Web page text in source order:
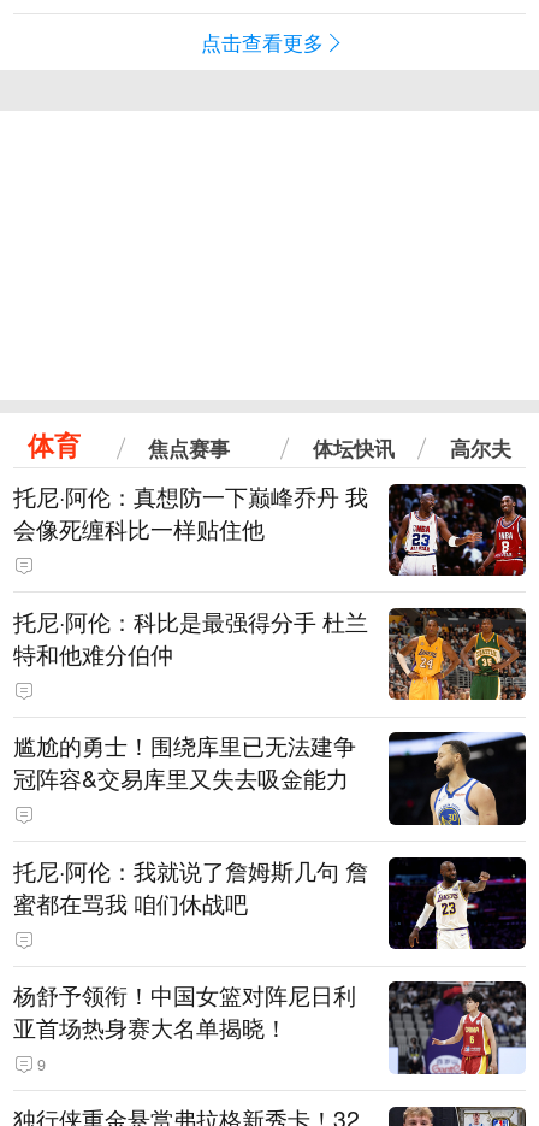
点击查看更多
体育 焦点赛事 体坛快讯 高尔夫
托尼·阿伦：真想防一下巅峰乔丹 我
会像死缠科比一样贴住他
托尼·阿伦：科比是最强得分手 杜兰
特和他难分伯仲
尴尬的勇士！围绕库里已无法建争
冠阵容&交易库里又失去吸金能力
托尼·阿伦：我就说了詹姆斯几句 詹
蜜都在骂我 咱们休战吧
杨舒予领衔！中国女篮对阵尼日利
亚首场热身赛大名单揭晓！
9
独行侠重金悬赏弗拉格新秀卡！32